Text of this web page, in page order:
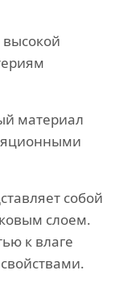
материал
собой
слоем.
к влаге